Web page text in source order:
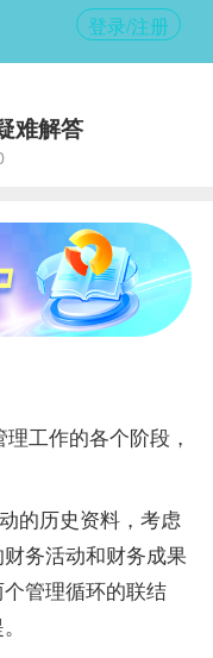
登录/注册
难解答
工作的各个阶段，
的历史资料，考虑
务活动和财务成果
管理循环的联结